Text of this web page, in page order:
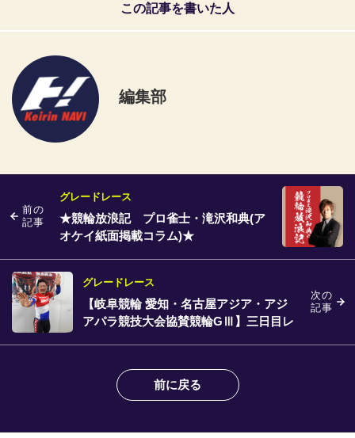
この記事を書いた人
編集部
前の
記事
グレードレース
★競輪放浪記 プロ雀士・滝沢和典(ア
オケイ紙面掲載コラム)★
次の
記事
グレードレース
【岐阜競輪 愛知・名古屋アジア・アジ
アパラ競技大会協賛競輪GⅢ】三日目レ
前に戻る